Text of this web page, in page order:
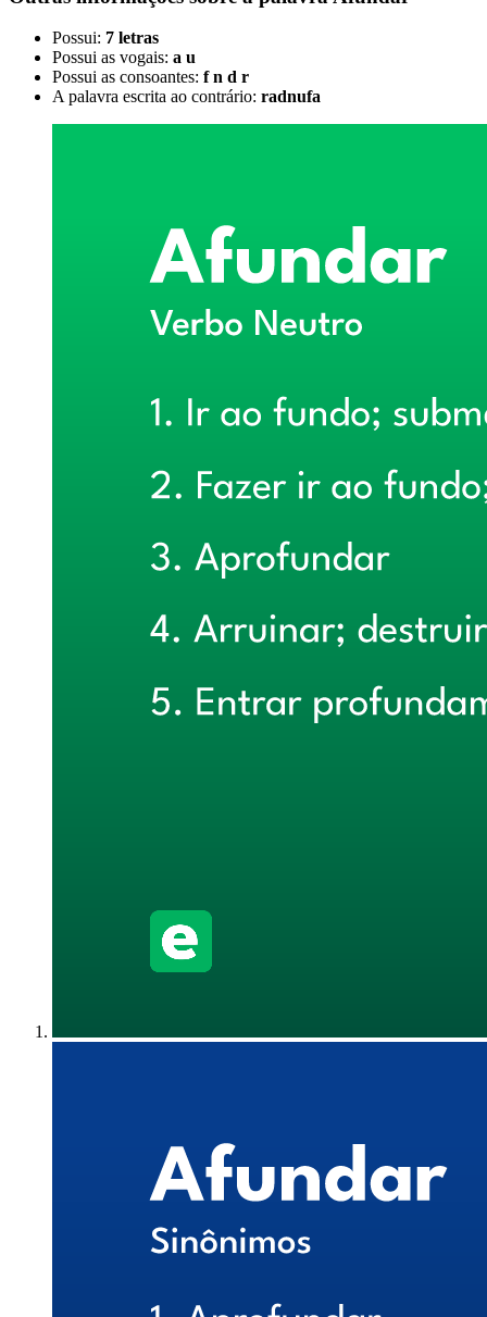
Possui: 7 letras
Possui as vogais: a u
Possui as consoantes: f n d r
A palavra escrita ao contrário: radnufa